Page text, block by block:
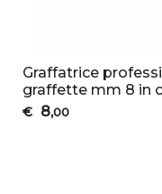
Graffatrice
graffette mm 8 in
€ 8,00